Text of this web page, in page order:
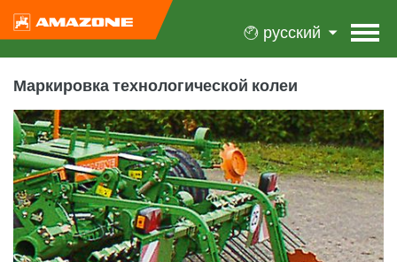
русский
Маркировка технологической колеи